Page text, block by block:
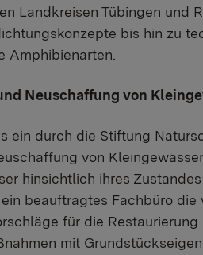
Landkreisen Tübingen und
bis hin zu
Amphibienarten.
Neuschaffung von
ein durch die Stiftung
von
hinsichtlich ihres
beauftragtes Fachbüro die
für die
mit